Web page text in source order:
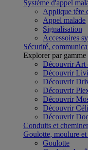
Système d'appel
Applique tête
Appel malade
Signalisation
Accessoires
Sécurité,
Explorer par gamme
Découvrir Art
Découvrir
Découvrir
Découvrir
Découvrir
Découvrir
Découvrir
Conduits et
Goulotte, moulure
Goulotte